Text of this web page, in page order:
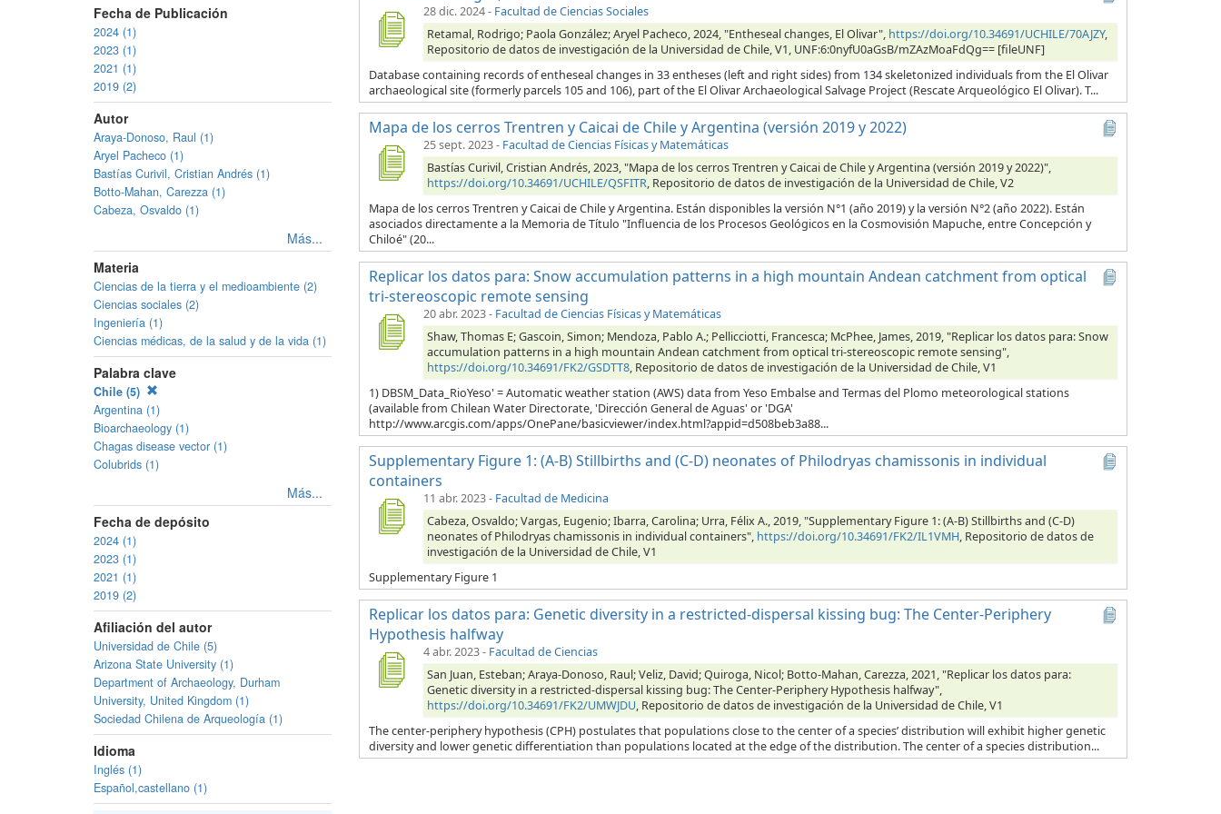
Fecha de Publicación
2024 (1)
2023 (1)
2021 (1)
2019 (2)
Autor
Araya-Donoso, Raul (1)
Aryel Pacheco (1)
Bastías Curivil, Cristian Andrés (1)
Botto-Mahan, Carezza (1)
Cabeza, Osvaldo (1)
Más...
Materia
Ciencias de la tierra y el medioambiente (2)
Ciencias sociales (2)
Ingeniería (1)
Ciencias médicas, de la salud y de la vida (1)
Palabra clave
Chile (5)
Argentina (1)
Bioarchaeology (1)
Chagas disease vector (1)
Colubrids (1)
Más...
Fecha de depósito
2024 (1)
2023 (1)
2021 (1)
2019 (2)
Afiliación del autor
Universidad de Chile (5)
Arizona State University (1)
Department of Archaeology, Durham
University, United Kingdom (1)
Sociedad Chilena de Arqueología (1)
Idioma
Inglés (1)
Español,castellano (1)
28 dic. 2024- Facultad de Ciencias Sociales
Retamal, Rodrigo; Paola González; Aryel Pacheco, 2024, "Entheseal changes, El Olivar", https://doi.org/10.34691/UCHILE/70AJZY,
Repositorio de datos de investigación de la Universidad de Chile, V1, UNF:6:0nyfU0aGsB/mZAzMoaFdQg== [fileUNF]
Database containing records of entheseal changes in 33 entheses (left and right sides) from 134 skeletonized individuals from the El Olivar
archaeological site (formerly parcels 105 and 106), part of the El Olivar Archaeological Salvage Project (Rescate Arqueológico El Olivar). T...
Mapa de los cerros Trentren y Caicai de Chile y Argentina (versión 2019 y 2022)
25 sept. 2023- Facultad de Ciencias Físicas y Matemáticas
Bastías Curivil, Cristian Andrés, 2023, "Mapa de los cerros Trentren y Caicai de Chile y Argentina (versión 2019 y 2022)",
https://doi.org/10.34691/UCHILE/QSFITR, Repositorio de datos de investigación de la Universidad de Chile, V2
Mapa de los cerros Trentren y Caicai de Chile y Argentina. Están disponibles la versión N°1 (año 2019) y la versión N°2 (año 2022). Están
asociados directamente a la Memoria de Título "Influencia de los Procesos Geológicos en la Cosmovisión Mapuche, entre Concepción y
Chiloé" (20...
Replicar los datos para: Snow accumulation patterns in a high mountain Andean catchment from optical
tri-stereoscopic remote sensing
20 abr. 2023- Facultad de Ciencias Físicas y Matemáticas
Shaw, Thomas E; Gascoin, Simon; Mendoza, Pablo A.; Pellicciotti, Francesca; McPhee, James, 2019, "Replicar los datos para: Snow
accumulation patterns in a high mountain Andean catchment from optical tri-stereoscopic remote sensing",
https://doi.org/10.34691/FK2/GSDTT8, Repositorio de datos de investigación de la Universidad de Chile, V1
1) DBSM_Data_RioYeso' = Automatic weather station (AWS) data from Yeso Embalse and Termas del Plomo meteorological stations
(available from Chilean Water Directorate, 'Dirección General de Aguas' or 'DGA'
http://www.arcgis.com/apps/OnePane/basicviewer/index.html?appid=d508beb3a88...
Supplementary Figure 1: (A-B) Stillbirths and (C-D) neonates of Philodryas chamissonis in individual
containers
11 abr. 2023- Facultad de Medicina
Cabeza, Osvaldo; Vargas, Eugenio; Ibarra, Carolina; Urra, Félix A., 2019, "Supplementary Figure 1: (A-B) Stillbirths and (C-D)
neonates of Philodryas chamissonis in individual containers", https://doi.org/10.34691/FK2/IL1VMH, Repositorio de datos de
investigación de la Universidad de Chile, V1
Supplementary Figure 1
Replicar los datos para: Genetic diversity in a restricted-dispersal kissing bug: The Center-Periphery
Hypothesis halfway
4 abr. 2023- Facultad de Ciencias
San Juan, Esteban; Araya-Donoso, Raul; Veliz, David; Quiroga, Nicol; Botto-Mahan, Carezza, 2021, "Replicar los datos para:
Genetic diversity in a restricted-dispersal kissing bug: The Center-Periphery Hypothesis halfway",
https://doi.org/10.34691/FK2/UMWJDU, Repositorio de datos de investigación de la Universidad de Chile, V1
The center-periphery hypothesis (CPH) postulates that populations close to the center of a species’ distribution will exhibit higher genetic
diversity and lower genetic differentiation than populations located at the edge of the distribution. The center of a species distribution...